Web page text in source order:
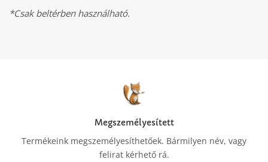
*Csak beltérben használható.
Megszemélyesített
Termékeink megszemélyesíthetőek. Bármilyen név, vagy
felirat kérhető rá.